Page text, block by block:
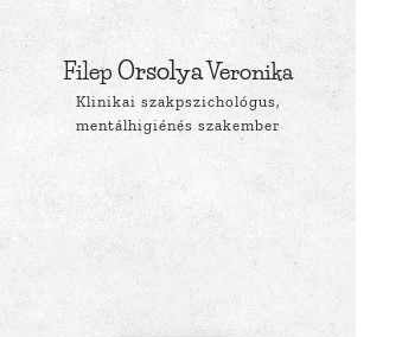
FilepOrsolyaVeronika
Klinikai szakpszichológus,
mentálhigiénés szakember